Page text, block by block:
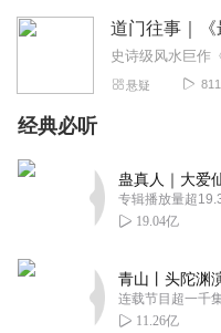
回复
蟾蜍太子
喜欢就给五星。望海
回复 2023-03-22
无敌的小圆圆
这么用心和内容高质
午夜激进分子
一定要坚持做下去，加
悬疑
经典必听
专辑播放量超
19.04亿
连载节目超一千
11.26亿